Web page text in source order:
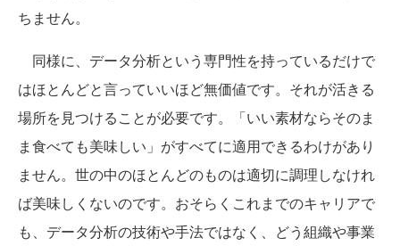
ちません。
同様に、データ分析という専門性を持っているだけで
はほとんどと言っていいほど無価値です。それが活きる
場所を見つけることが必要です。「いい素材ならそのま
ま食べても美味しい」がすべてに適用できるわけがあり
ません。世の中のほとんどのものは適切に調理しなけれ
ば美味しくないのです。おそらくこれまでのキャリアで
も、データ分析の技術や手法ではなく、どう組織や事業